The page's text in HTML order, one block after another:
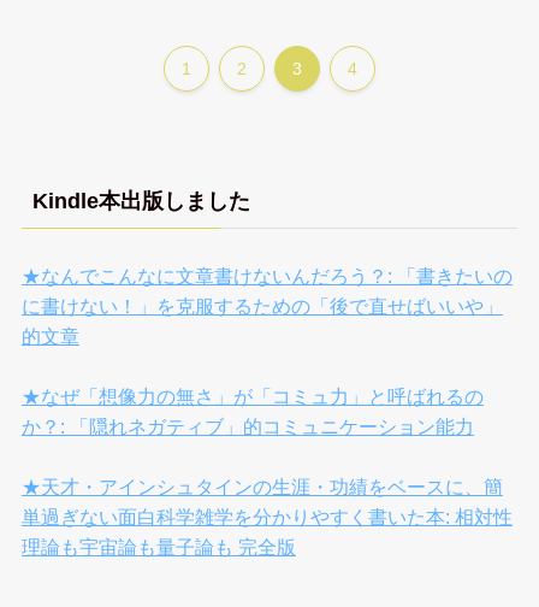
1 2 3 4
Kindle本出版しました
★なんでこんなに文章書けないんだろう？: 「書きたいの
に書けない！」を克服するための「後で直せばいいや」
的文章
★なぜ「想像力の無さ」が「コミュ力」と呼ばれるの
か？: 「隠れネガティブ」的コミュニケーション能力
★天才・アインシュタインの生涯・功績をベースに、簡
単過ぎない面白科学雑学を分かりやすく書いた本: 相対性
理論も宇宙論も量子論も 完全版